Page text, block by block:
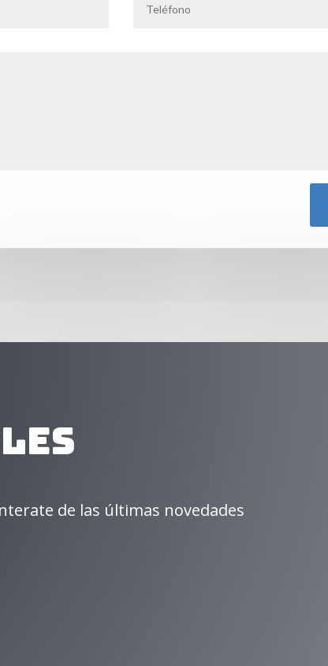
de las últimas novedades